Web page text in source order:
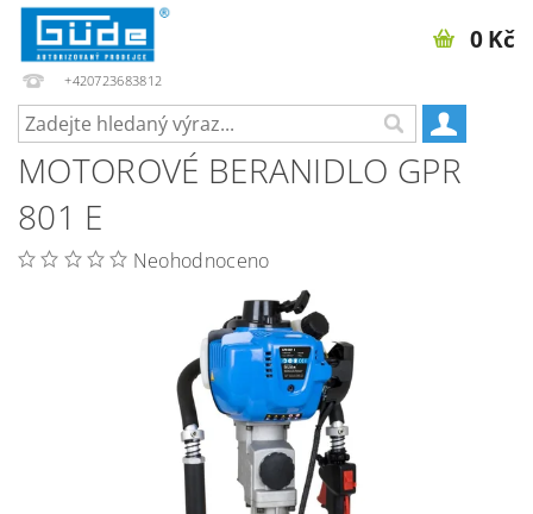
+420723683812
0 Kč
MOTOROVÉ BERANIDLO GPR
801 E
Neohodnoceno